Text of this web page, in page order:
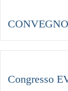
Congresso